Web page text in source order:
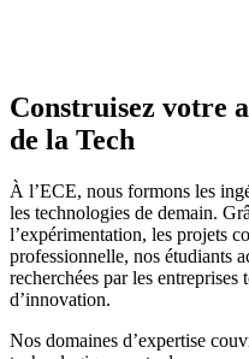
Construisez votre
de la Tech
À l’ECE, nous formons les
les technologies de demain.
l’expérimentation, les projets
professionnelle, nos étudiants
recherchées par les
d’innovation.
Nos domaines d’expertise